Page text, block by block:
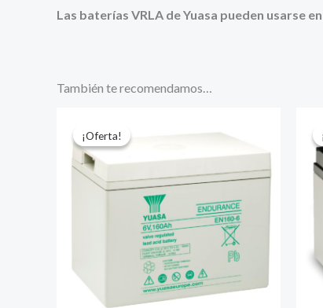
Las baterías VRLA de Yuasa pueden usarse
También te recomendamos…
¡Oferta!
¡Oferta!